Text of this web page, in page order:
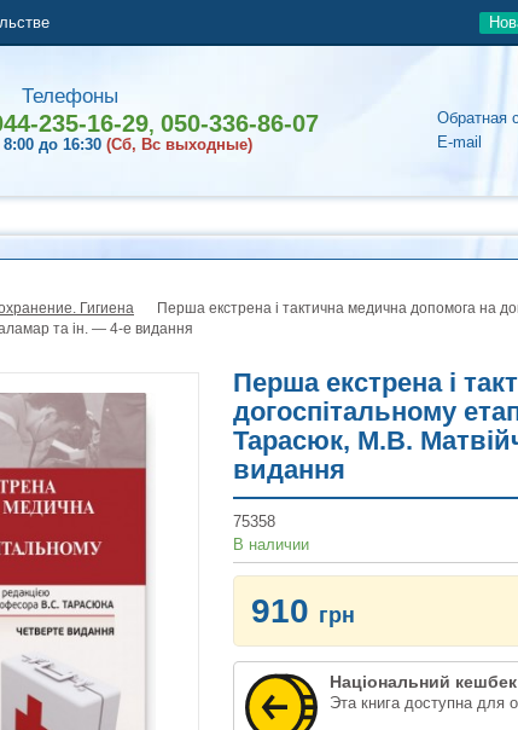
Телефоны
235-16-29,050-336-86-07
8:00 до 16:30 (Сб, Вс выходные)
Обратная
E-mail
Гигиена
Перша екстрена і тактична медична допомога на
та ін. — 4-е видання
Перша екстрена і
догоспітальному
Тарасюк, М.В.
видання
75358
В наличии
910 грн
Національний кешбек
Эта книга доступна для